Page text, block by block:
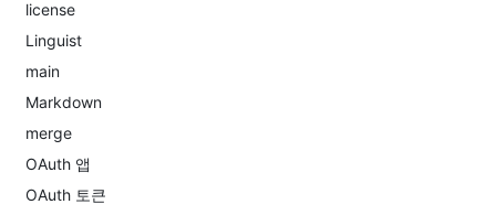
license
Linguist
main
Markdown
merge
OAuth 앱
OAuth 토큰